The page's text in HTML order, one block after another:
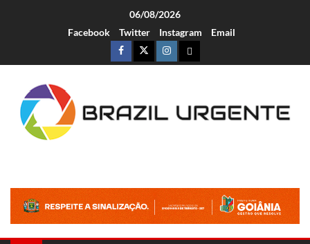
06/08/2026
Facebook
Twitter Instagram Email